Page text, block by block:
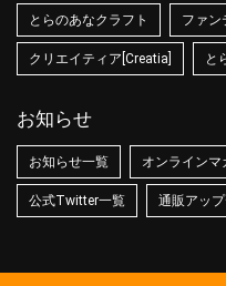
とらのあなクラフト ファン
クリエイティア[Creatia] と
お知らせ
お知らせ一覧 オンラインマ
公式Twitter一覧 通販アッ